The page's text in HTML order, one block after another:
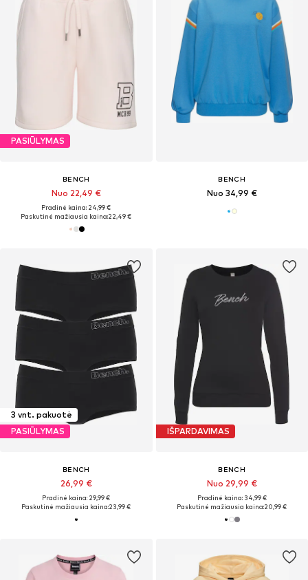
PASIŪLYMAS
BENCH
Nuo 22,49 €
Pradinė kaina: 24,99 €
Paskutinė mažiausia kaina:22,49 €
BENCH
Nuo 34,99 €
3 vnt. pakuotė
PASIŪLYMAS
BENCH
26,99 €
Pradinė kaina: 29,99 €
Paskutinė mažiausia kaina:23,99 €
IŠPARDAVIMAS
BENCH
Nuo 29,99 €
Pradinė kaina: 34,99 €
Paskutinė mažiausia kaina:20,99 €